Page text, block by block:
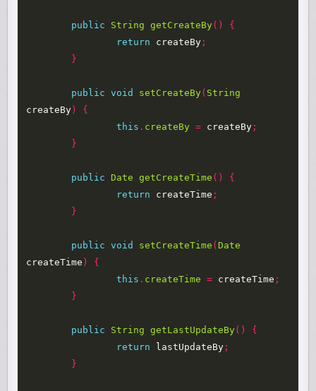
public String getCreateBy()
{
return
createBy ;
}
public void setCreateBy( String
createBy)
{
this . createBy = createBy ;
}
public Date getCreateTime ()
{
return
createTime ;
}
public void setCreateTime (Date
createTime )
{
this . createTime = createTime ;
}
public String getLastUpdateBy()
{
return
lastUpdateBy ;
}